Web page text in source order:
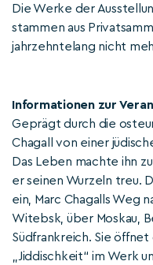
Die Werke der
stammen aus
jahrzehntelang nicht
Informationen zur
Geprägt durch die
Chagall von einer
Das Leben machte ihn
er seinen Wurzeln treu.
ein, Marc Chagalls Weg
Witebsk, über Moskau,
Südfrankreich. Sie öffnet
„Jiddischkeit“ im Werk